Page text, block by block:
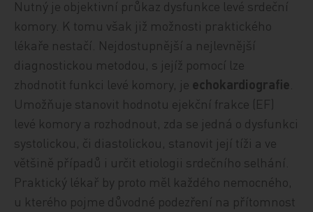
Nutný je objektivní průkaz dysfunkce levé srdeční
komory. K tomu však již možnosti praktického
lékaře nestačí. Nejdostupnější a nejlevnější
diagnostickou metodou, s jejíž pomocí lze
zhodnotit funkci levé komory, je echokardiografie
Umožňuje stanovit hodnotu ejekční frakce (EF)
levé komory a rozhodnout, zda se jedná o dysfunkci
systolickou, či diastolickou, stanovit její tíži a ve
většině případů i určit etiologii srdečního selhání.
Praktický lékař by proto měl každého nemocného,
u kterého pojme důvodné podezření na přítomnost